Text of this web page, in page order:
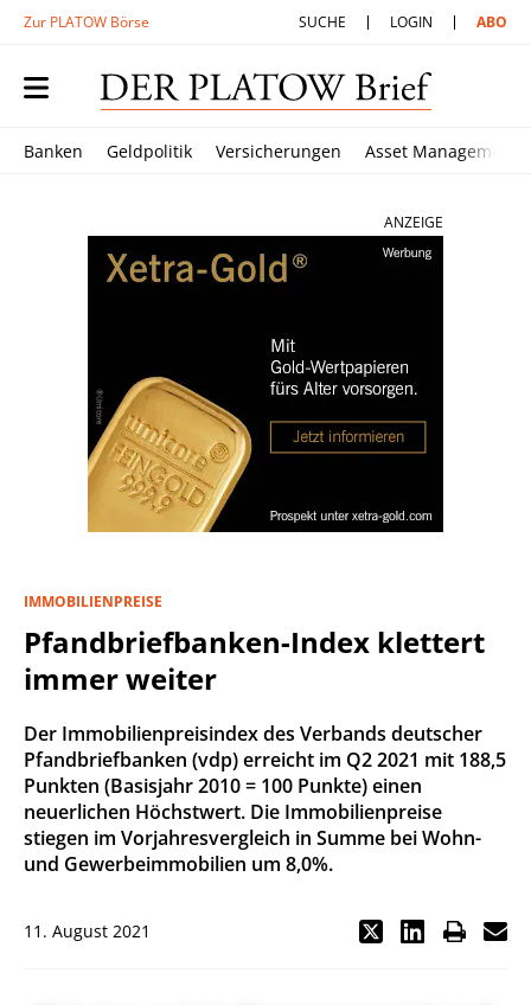
Zur PLATOW Börse SUCHE LOGIN ABO
Banken Geldpolitik Versicherungen Asset Management
ANZEIGE
IMMOBILIENPREISE
Pfandbriefbanken-Index klettert
immer weiter
Der Immobilienpreisindex des Verbands deutscher
Pfandbriefbanken (vdp) erreicht im Q2 2021 mit 188,5
Punkten (Basisjahr 2010 = 100 Punkte) einen
neuerlichen Höchstwert. Die Immobilienpreise
stiegen im Vorjahresvergleich in Summe bei Wohn-
und Gewerbeimmobilien um 8,0%.
11. August 2021